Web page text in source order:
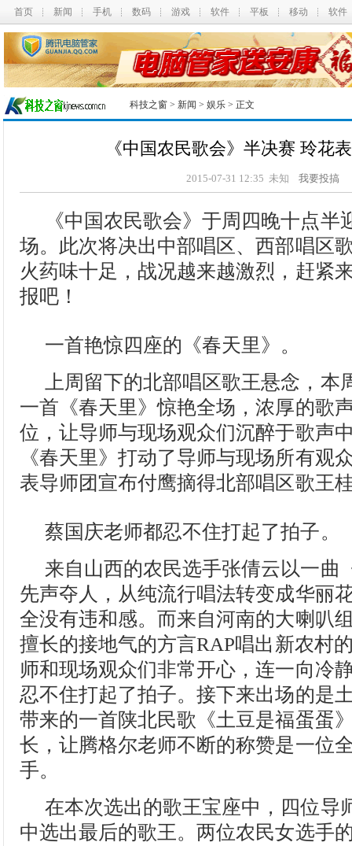
首页 新闻 手机 数码 游戏 软件 平板 移动 软件
科技之窗 > 新闻 > 娱乐 > 正文
《中国农民歌会》半决赛 玲花
2015-07-31 12:35 未知我要投搞
《中国农民歌会》于周四晚十点半
场。此次将决出中部唱区、西部唱区
火药味十足，战况越来越激烈，赶紧
报吧！
一首艳惊四座的《春天里》。
上周留下的北部唱区歌王悬念，本
一首《春天里》惊艳全场，浓厚的歌
位，让导师与现场观众们沉醉于歌声
《春天里》打动了导师与现场所有观
表导师团宣布付鹰摘得北部唱区歌王
蔡国庆老师都忍不住打起了拍子。
来自山西的农民选手张倩云以一曲
先声夺人，从纯流行唱法转变成华丽
全没有违和感。而来自河南的大喇叭
擅长的接地气的方言RAP唱出新农村
师和现场观众们非常开心，连一向冷
忍不住打起了拍子。接下来出场的是
带来的一首陕北民歌《土豆是福蛋蛋
长，让腾格尔老师不断的称赞是一位
手。
在本次选出的歌王宝座中，四位导
中选出最后的歌王。两位农民女选手